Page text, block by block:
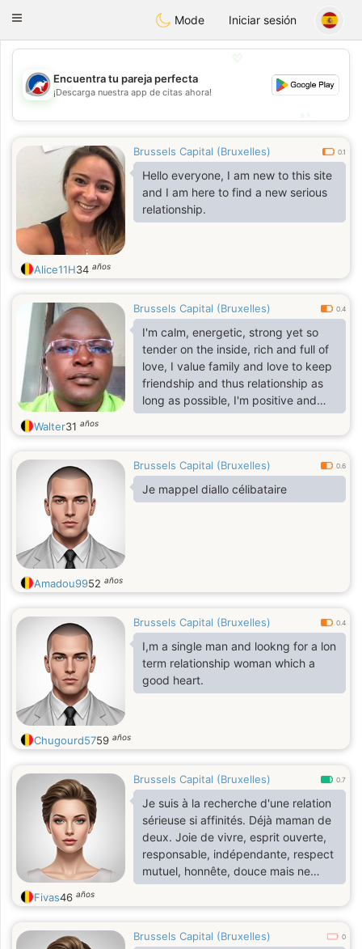
Australia Chat
Toggle
Mode Iniciar sesión
💖
💕
Encuentra tu pareja perfecta
¡Descarga nuestra app de citas ahora!
Brussels Capital (Bruxelles) 0.1
Hello everyone, I am new to this site
and I am here to find a new serious
relationship.
Alice11H34 años
Brussels Capital (Bruxelles) 0.4
I'm calm, energetic, strong yet so
tender on the inside, rich and full of
love, I value family and love to keep
friendship and thus relationship as
long as possible, I'm positive and
pragmatic. Above all am a believer
in Christ
Walter31 años
Brussels Capital (Bruxelles) 0.6
Je mappel diallo célibataire
Amadou9952 años
Brussels Capital (Bruxelles) 0.4
I,m a single man and lookng for a lon
term relationship woman which a
good heart.
Chugourd5759 años
Brussels Capital (Bruxelles) 0.7
Je suis à la recherche d'une relation
sérieuse si affinités. Déjà maman de
deux. Joie de vivre, esprit ouverte,
responsable, indépendante, respect
mutuel, honnête, douce mais ne
mâche pas les mots pour dire qu'elle
que chose qui ne va pas.
Fivas46 años
Brussels Capital (Bruxelles) 0